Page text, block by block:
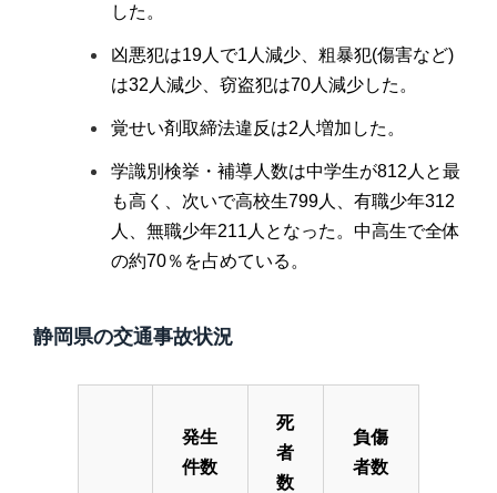
した。
凶悪犯は19人で1人減少、粗暴犯(傷害など)
は32人減少、窃盗犯は70人減少した。
覚せい剤取締法違反は2人増加した。
学識別検挙・補導人数は中学生が812人と最
も高く、次いで高校生799人、有職少年312
人、無職少年211人となった。中高生で全体
の約70％を占めている。
静岡県の交通事故状況
発生
件数
死
者
数
負傷
者数